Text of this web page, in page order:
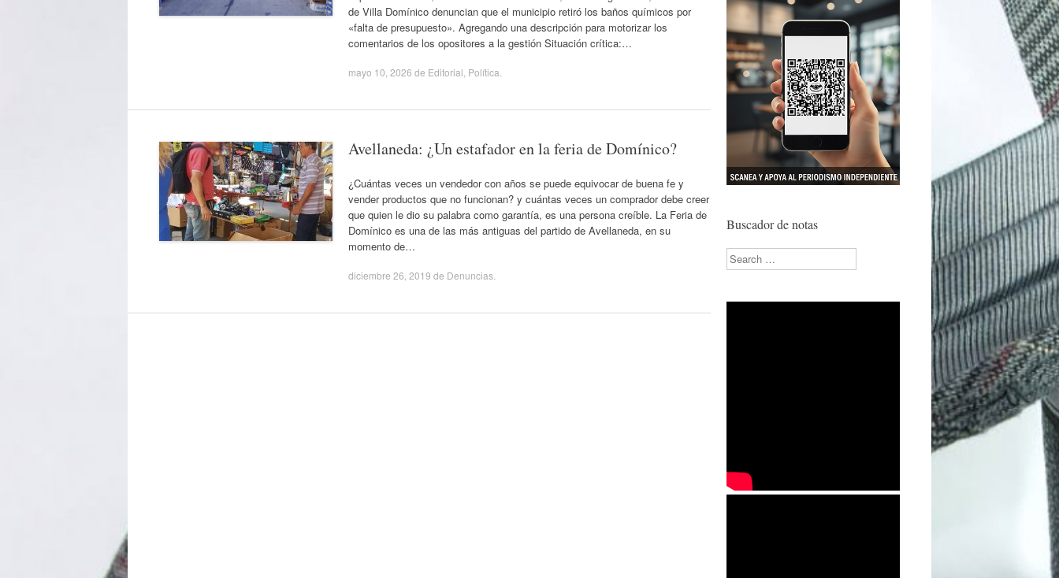
de Villa Domínico denuncian que el municipio retiró los baños químicos por
«falta de presupuesto». Agregando una descripción para motorizar los
comentarios de los opositores a la gestión Situación crítica:…
mayo 10, 2026 de Editorial Política
Avellaneda: ¿Un estafador en la feria de Domínico?
¿Cuántas veces un vendedor con años se puede equivocar de buena fe y
vender productos que no funcionan? y cuántas veces un comprador debe creer
que quien le dio su palabra como garantía, es una persona creíble. La Feria de
Domínico es una de las más antiguas del partido de Avellaneda, en su
momento de…
diciembre 26, 2019 de Denuncias
Buscador de notas
Search